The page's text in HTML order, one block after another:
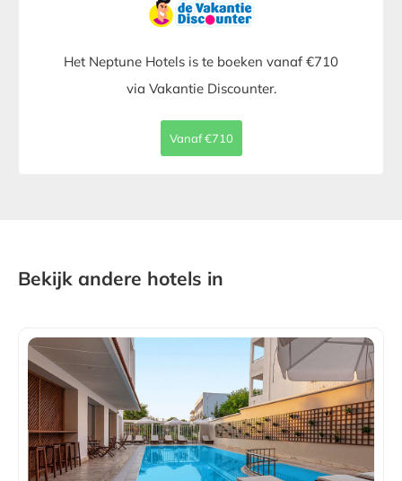
Het Neptune Hotels is te boeken vanaf €710
via Vakantie Discounter.
Vanaf €710
Bekijk andere hotels in